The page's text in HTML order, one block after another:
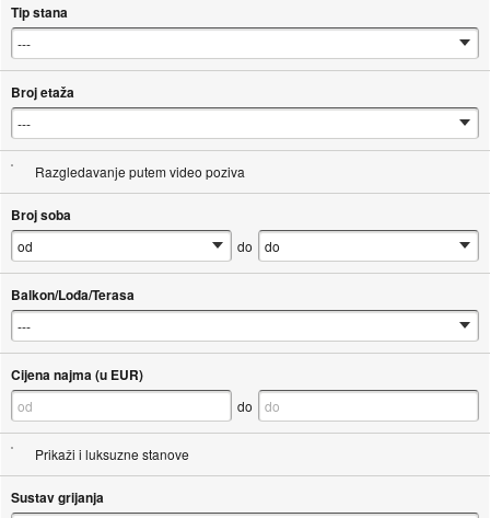
Tip stana
Broj etaža
Razgledavanje putem video poziva
Broj soba
do
Balkon/Lođa/Terasa
Cijena najma (u EUR)
do
Prikaži i luksuzne stanove
Sustav grijanja